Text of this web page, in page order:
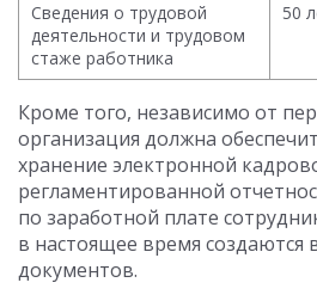
Сведения о трудовой
деятельности и трудовом
стаже работника
50
Кроме того, независимо от
организация должна
хранение электронной
регламентированной
по заработной плате
в настоящее время создаются
документов.